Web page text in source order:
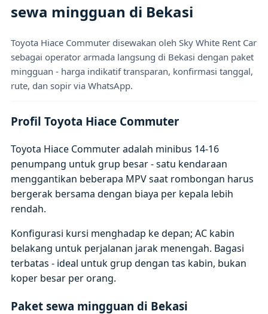
sewa mingguan di Bekasi
Toyota Hiace Commuter disewakan oleh Sky White Rent Car
sebagai operator armada langsung di Bekasi dengan paket
mingguan - harga indikatif transparan, konfirmasi tanggal,
rute, dan sopir via WhatsApp.
Profil Toyota Hiace Commuter
Toyota Hiace Commuter adalah minibus 14-16
penumpang untuk grup besar - satu kendaraan
menggantikan beberapa MPV saat rombongan harus
bergerak bersama dengan biaya per kepala lebih
rendah.
Konfigurasi kursi menghadap ke depan; AC kabin
belakang untuk perjalanan jarak menengah. Bagasi
terbatas - ideal untuk grup dengan tas kabin, bukan
koper besar per orang.
Paket sewa mingguan di Bekasi